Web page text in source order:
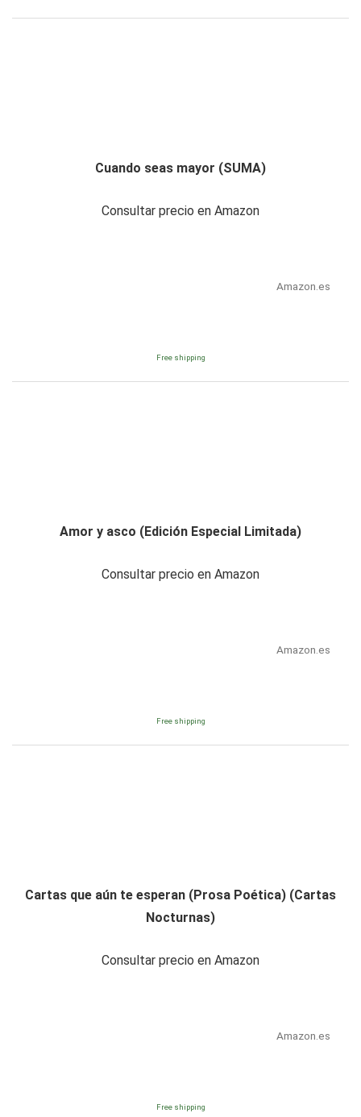
Cuando seas mayor (SUMA)
Consultar precio en Amazon
Amazon.es
Free shipping
Amor y asco (Edición Especial Limitada)
Consultar precio en Amazon
Amazon.es
Free shipping
Cartas que aún te esperan (Prosa Poética) (Cartas
Nocturnas)
Consultar precio en Amazon
Amazon.es
Free shipping